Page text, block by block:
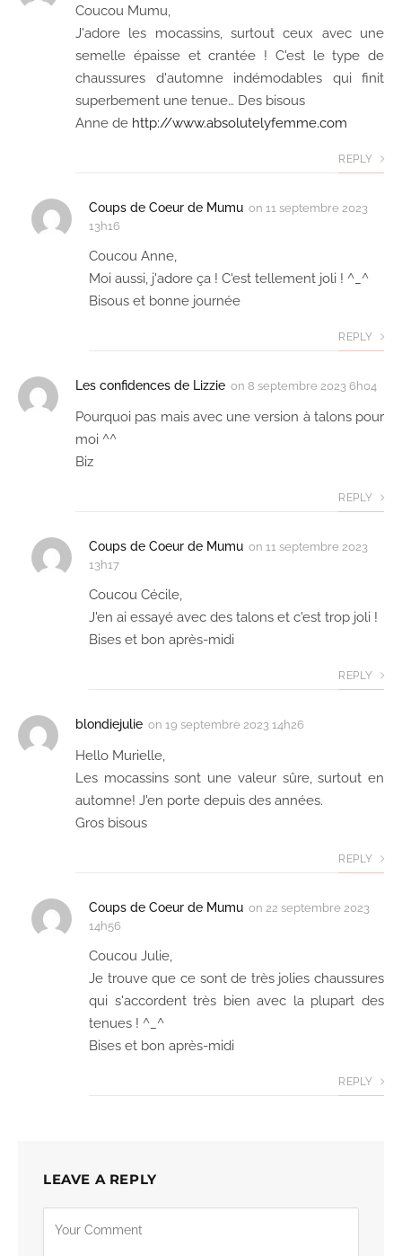
Coucou Mumu,
J'adore les mocassins, surtout ceux avec une
semelle épaisse et crantée ! C'est le type de
chaussures d'automne indémodables qui finit
superbement une tenue… Des bisous
Anne de http://www.absolutelyfemme.com
REPLY
Coups de Coeur de Mumu on 11 septembre 2023
13h16
Coucou Anne,
Moi aussi, j'adore ça ! C'est tellement joli ! ^_^
Bisous et bonne journée
REPLY
Les confidences de Lizzie on 8 septembre 2023 6h04
Pourquoi pas mais avec une version à talons pour
moi ^^
Biz
REPLY
Coups de Coeur de Mumu on 11 septembre 2023
13h17
Coucou Cécile,
J'en ai essayé avec des talons et c'est trop joli !
Bises et bon après-midi
REPLY
blondiejulie on 19 septembre 2023 14h26
Hello Murielle,
Les mocassins sont une valeur sûre, surtout en
automne! J'en porte depuis des années.
Gros bisous
REPLY
Coups de Coeur de Mumu on 22 septembre 2023
14h56
Coucou Julie,
Je trouve que ce sont de très jolies chaussures
qui s'accordent très bien avec la plupart des
tenues ! ^_^
Bises et bon après-midi
REPLY
LEAVE A REPLY